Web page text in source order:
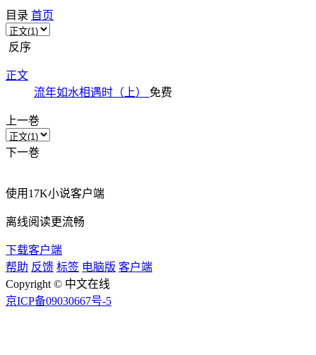
目录 首页
反序
正文
流年如水相遇时（上） 免费
上一巻
下一巻
使用 17K小说客户端
离线阅读更流畅
下载客户端
帮助 反馈 标签 电脑版 客户端
Copyright © 中文在线
京ICP备09030667号-5